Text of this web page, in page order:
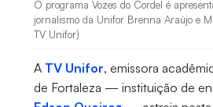
O programa Vozes do Cordel é
jornalismo da Unifor Brenna Araújo e
TV Unifor)
A TV Unifor, emissora
de Fortaleza — instituição de